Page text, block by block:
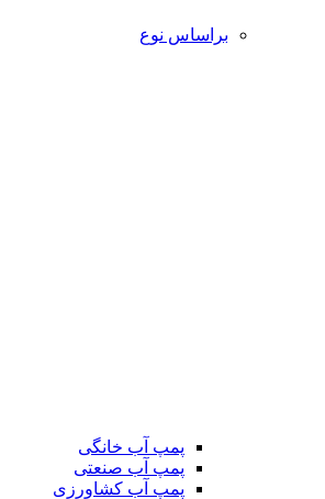
براساس نوع
پمپ آب خانگی
پمپ آب صنعتی
پمپ آب کشاورزی